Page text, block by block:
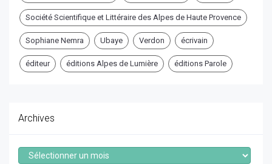
Société Scientifique et Littéraire des Alpes de Haute Provence
Sophiane Nemra Ubaye Verdon écrivain
éditeur éditions Alpes de Lumière éditions Parole
Archives
Archives